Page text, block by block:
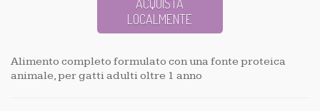
ACQUISTA
LOCALMENTE
Alimento completo formulato con una fonte proteica
animale, per gatti adulti oltre 1 anno